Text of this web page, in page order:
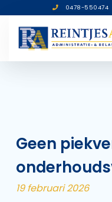
0478-550474
Geen
19 februari 2026